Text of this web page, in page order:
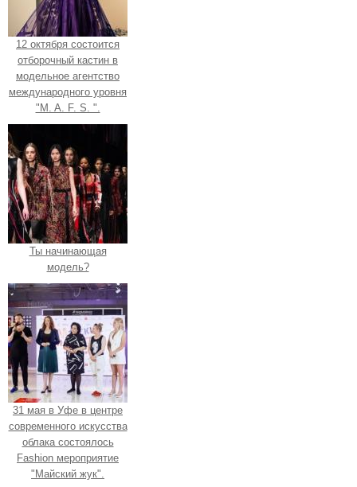
12 октября состоится
отборочный кастин в
модельное агентство
международного уровня
"M. A. F. S. ".
Ты начинающая
модель?
31 мая в Уфе в центре
современного искусства
облака состоялось
Fashion мероприятие
"Майский жук".